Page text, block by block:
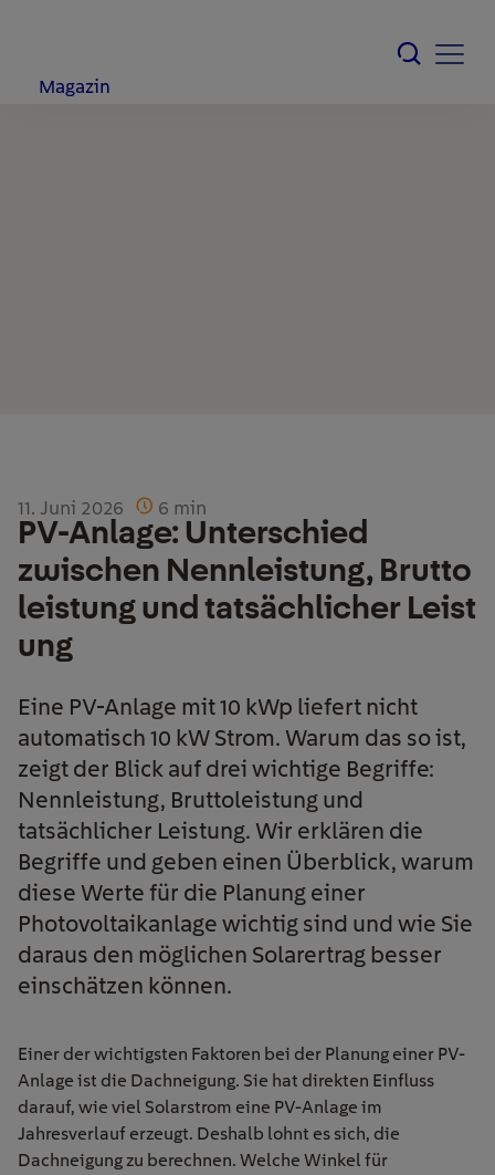
Magazin
11. Juni 2026 6 min
PV-Anlage: Unterschied
zwischen Nennleistung, Brutto
leistung und tatsächlicher Leist
ung
Eine PV-Anlage mit 10 kWp liefert nicht
automatisch 10 kW Strom. Warum das so ist,
zeigt der Blick auf drei wichtige Begriffe:
Nennleistung, Bruttoleistung und
tatsächlicher Leistung. Wir erklären die
Begriffe und geben einen Überblick, warum
diese Werte für die Planung einer
Photovoltaikanlage wichtig sind und wie Sie
daraus den möglichen Solarertrag besser
einschätzen können.
Einer der wichtigsten Faktoren bei der Planung einer PV-
Anlage ist die Dachneigung. Sie hat direkten Einfluss
darauf, wie viel Solarstrom eine PV-Anlage im
Jahresverlauf erzeugt. Deshalb lohnt es sich, die
Dachneigung zu berechnen. Welche Winkel für